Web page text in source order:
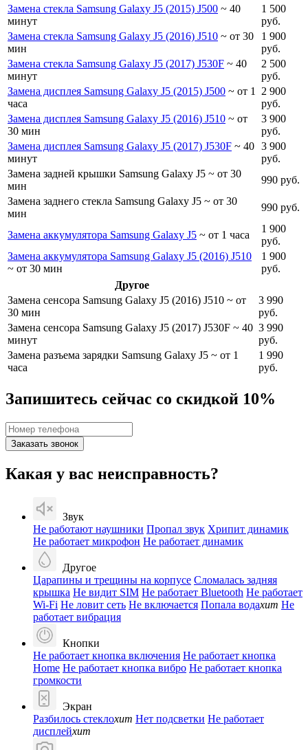
Замена стекла Samsung Galaxy J5 (2015) J500 ~ 40
минут
1 500
руб.
Замена стекла Samsung Galaxy J5 (2016) J510 ~ от 30
мин
1 900
руб.
Замена стекла Samsung Galaxy J5 (2017) J530F ~ 40
минут
2 500
руб.
Замена дисплея Samsung Galaxy J5 (2015) J500 ~ от 1
часа
2 900
руб.
Замена дисплея Samsung Galaxy J5 (2016) J510 ~ от
30 мин
3 900
руб.
Замена дисплея Samsung Galaxy J5 (2017) J530F ~ 40
минут
3 900
руб.
Замена задней крышки Samsung Galaxy J5 ~ от 30
мин
990 руб.
Замена заднего стекла Samsung Galaxy J5 ~ от 30
мин
990 руб.
Замена аккумулятора Samsung Galaxy J5 ~ от 1 часа
1 900
руб.
Замена аккумулятора Samsung Galaxy J5 (2016) J510
~ от 30 мин
1 900
руб.
Другое
Замена сенсора Samsung Galaxy J5 (2016) J510 ~ от
30 мин
3 990
руб.
Замена сенсора Samsung Galaxy J5 (2017) J530F ~ 40
минут
3 990
руб.
Замена разъема зарядки Samsung Galaxy J5 ~ от 1
часа
1 990
руб.
Запишитесь сейчас со скидкой 10%
Заказать звонок
Какая у вас неисправность?
Звук
Не работают наушники Пропал звук Хрипит динамик
Не работает микрофон Не работает динамик
Другое
Царапины и трещины на корпусе Сломалась задняя
крышка Не видит SIM Не работает Bluetooth Не работает
Wi-Fi Не ловит сеть Не включается Попала водахит Не
работает вибрация
Кнопки
Не работает кнопка включения Не работает кнопка
Home Не работает кнопка вибро Не работает кнопка
громкости
Экран
Разбилось стеклохит Нет подсветки Не работает
дисплейхит